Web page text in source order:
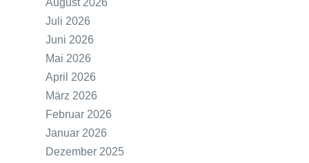
August 2026
Juli 2026
Juni 2026
Mai 2026
April 2026
März 2026
Februar 2026
Januar 2026
Dezember 2025